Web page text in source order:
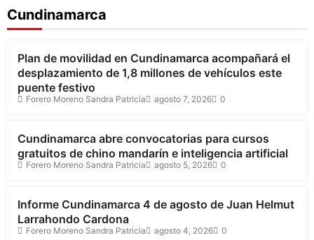
Cundinamarca
Bogotá Cundinamarca
Plan de movilidad en Cundinamarca acompañará el
desplazamiento de 1,8 millones de vehículos este
puente festivo
Forero Moreno Sandra Patricia agosto 7, 2026 0
Cundinamarca
Cundinamarca abre convocatorias para cursos
gratuitos de chino mandarín e inteligencia artificial
Forero Moreno Sandra Patricia agosto 5, 2026 0
Cundinamarca
Informe Cundinamarca 4 de agosto de Juan Helmut
Larrahondo Cardona
Forero Moreno Sandra Patricia agosto 4, 2026 0
Cundinamarca